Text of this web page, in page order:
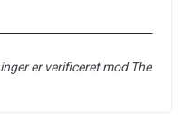
er verificeret mod The